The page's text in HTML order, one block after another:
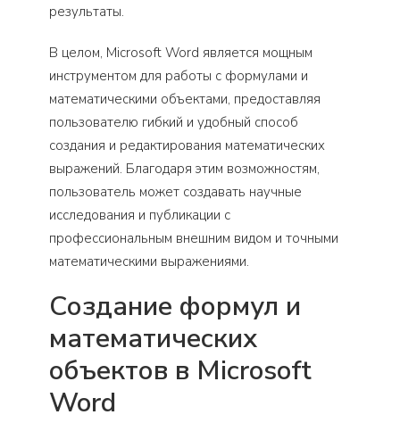
результаты.
В целом, Microsoft Word является мощным
инструментом для работы с формулами и
математическими объектами, предоставляя
пользователю гибкий и удобный способ
создания и редактирования математических
выражений. Благодаря этим возможностям,
пользователь может создавать научные
исследования и публикации с
профессиональным внешним видом и точными
математическими выражениями.
Создание формул и
математических
объектов в Microsoft
Word